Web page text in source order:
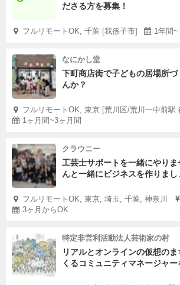
ださる方を募集！
フルリモートOK, 千葉 [我孫子市] 1年間~
なにかし堂
下町商店街で子どもの居場所
んか？
フルリモートOK, 東京 [荒川区/荒川一中前駅
1ヶ月間~3ヶ月間
クラウニー
工芸士サポートを一緒にやり
んと一緒にビジネスを作りまし
フルリモートOK, 東京, 埼玉, 千葉, 神奈川
3ヶ月からOK
特定非営利活動法人芸術家の村
リアルとオンラインの仮想の
くるコミュニティマネージャー